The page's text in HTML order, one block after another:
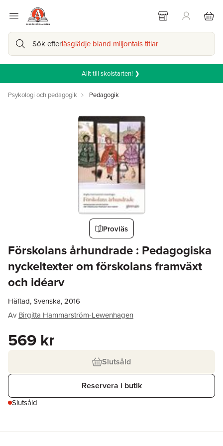
Sök efterläsglädje bland miljontals titlar
Allt till skolstarten! ❯
Psykologi och pedagogik Pedagogik
Provläs
Förskolans århundrade : Pedagogiska
nyckeltexter om förskolans framväxt
och idéarv
Häftad, Svenska, 2016
Av Birgitta Hammarström-Lewenhagen
569 kr
Slutsåld
Reservera i butik
Slutsåld